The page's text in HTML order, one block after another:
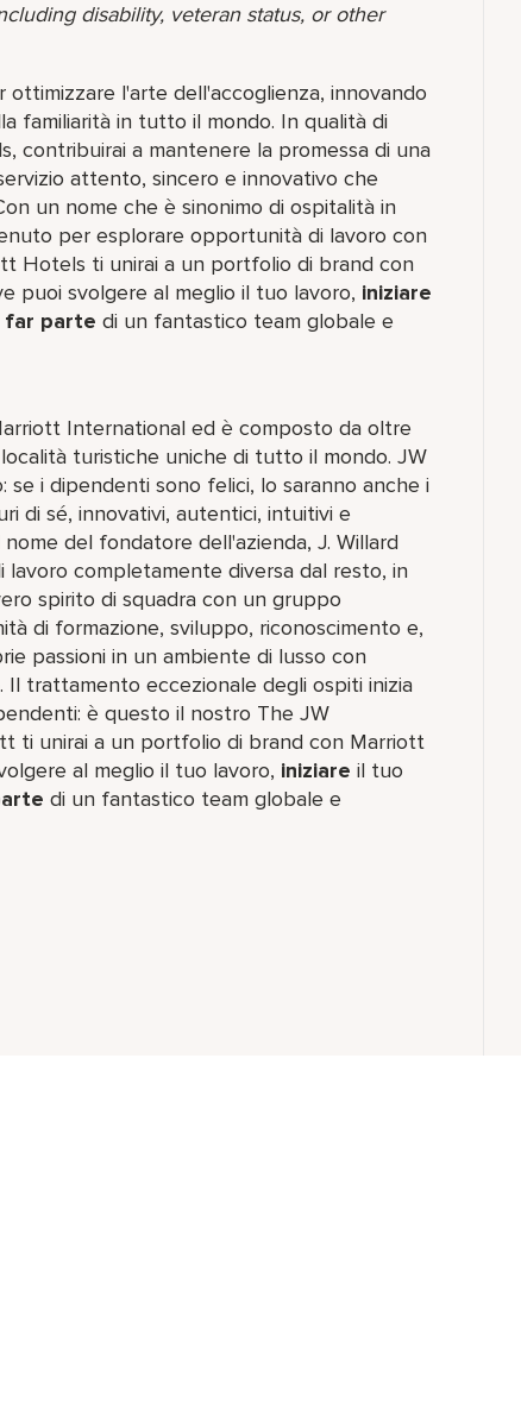
disability, veteran status, or other
l'arte dell'accoglienza, innovando
familiarità in tutto il mondo. In qualità di
contribuirai a mantenere la promessa di una
attento, sincero e innovativo che
un nome che è sinonimo di ospitalità in
per esplorare opportunità di lavoro con
Hotels ti unirai a un portfolio di brand con
puoi svolgere al meglio il tuo lavoro,​ iniziare
far parte di un fantastico team​ globale e
International ed è composto da oltre
turistiche uniche di tutto il mondo. JW
i dipendenti sono felici, lo saranno anche i
di sé, innovativi, autentici, intuitivi e
del fondatore dell'azienda, J. Willard
completamente diversa dal resto, in
spirito di squadra con un gruppo
di formazione, sviluppo, riconoscimento e,
passioni in un ambiente di lusso con
trattamento eccezionale degli ospiti inizia
è questo il nostro The JW
ti unirai a un portfolio di brand con Marriott
al meglio il tuo lavoro,​ iniziare il tuo
di un fantastico team​ globale e